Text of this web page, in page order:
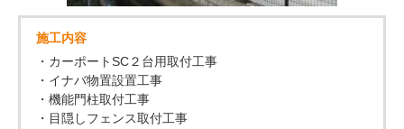
施工内容
・カーポートSC２台用取付工事
・イナバ物置設置工事
・機能門柱取付工事
・目隠しフェンス取付工事